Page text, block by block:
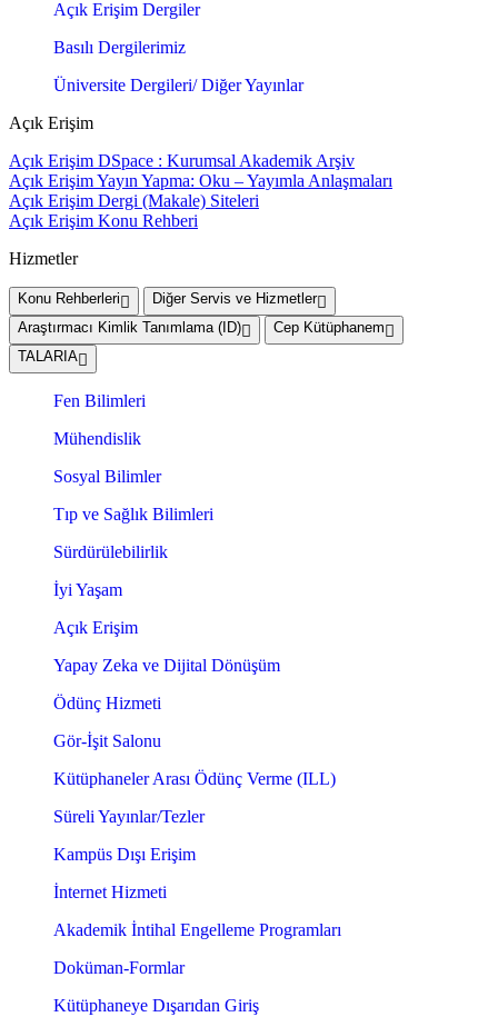
Açık Erişim Dergiler
Basılı Dergilerimiz
Üniversite Dergileri/ Diğer Yayınlar
Açık Erişim
Açık Erişim DSpace : Kurumsal Akademik Arşiv
Açık Erişim Yayın Yapma: Oku – Yayımla Anlaşmaları
Açık Erişim Dergi (Makale) Siteleri
Açık Erişim Konu Rehberi
Hizmetler
Konu Rehberleri
Diğer Servis ve Hizmetler
Araştırmacı Kimlik Tanımlama (ID)
Cep Kütüphanem
TALARIA
Fen Bilimleri
Mühendislik
Sosyal Bilimler
Tıp ve Sağlık Bilimleri
Sürdürülebilirlik
İyi Yaşam
Açık Erişim
Yapay Zeka ve Dijital Dönüşüm
Ödünç Hizmeti
Gör-İşit Salonu
Kütüphaneler Arası Ödünç Verme (ILL)
Süreli Yayınlar/Tezler
Kampüs Dışı Erişim
İnternet Hizmeti
Akademik İntihal Engelleme Programları
Doküman-Formlar
Kütüphaneye Dışarıdan Giriş